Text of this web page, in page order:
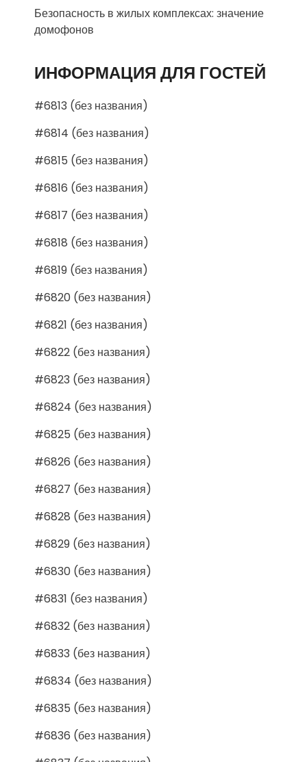
Безопасность в жилых комплексах: значение
домофонов
ИНФОРМАЦИЯ ДЛЯ ГОСТЕЙ
#6813 (без названия)
#6814 (без названия)
#6815 (без названия)
#6816 (без названия)
#6817 (без названия)
#6818 (без названия)
#6819 (без названия)
#6820 (без названия)
#6821 (без названия)
#6822 (без названия)
#6823 (без названия)
#6824 (без названия)
#6825 (без названия)
#6826 (без названия)
#6827 (без названия)
#6828 (без названия)
#6829 (без названия)
#6830 (без названия)
#6831 (без названия)
#6832 (без названия)
#6833 (без названия)
#6834 (без названия)
#6835 (без названия)
#6836 (без названия)